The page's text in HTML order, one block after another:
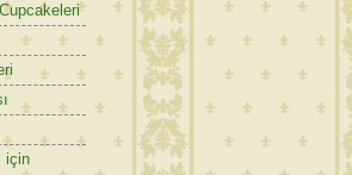
için